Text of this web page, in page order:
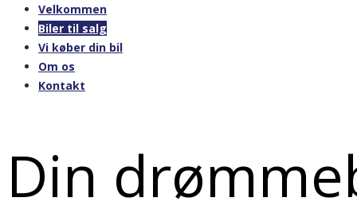
Velkommen
Biler til salg
Vi køber din bil
Om os
Kontakt
Din